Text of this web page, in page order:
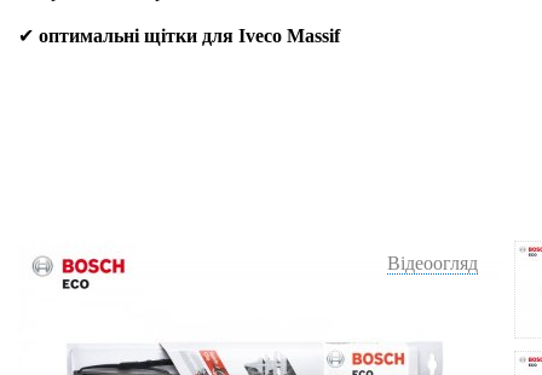
✔ оптимальні щітки для Iveco Massif
Відеоогляд